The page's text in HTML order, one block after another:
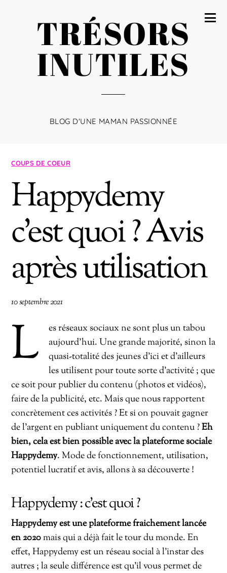
TRÉSORS
INUTILES
BLOG D'UNE MAMAN PASSIONNÉE
COUPS DE COEUR
Happydemy
c’est quoi ? Avis
après utilisation
10 septembre 2021
L
es réseaux sociaux ne sont plus un tabou
aujourd’hui. Une grande majorité, sinon la
quasi-totalité des jeunes d’ici et d’ailleurs
les utilisent pour toute sorte d’activité ; que
ce soit pour publier du contenu (photos et vidéos),
faire de la publicité, etc. Mais que nous rapportent
concrètement ces activités ? Et si on pouvait gagner
de l’argent en publiant uniquement du contenu ?Eh
bien, cela est bien possible avec la plateforme sociale
Happydemy. Mode de fonctionnement, utilisation,
potentiel lucratif et avis, allons à sa découverte !
Happydemy : c’est quoi ?
Happydemy est une plateforme fraichement lancée
en 2020 mais qui a déjà fait le tour du monde. En
effet, Happydemy est un réseau social à l’instar des
autres ; la seule différence est qu’il vous permet de